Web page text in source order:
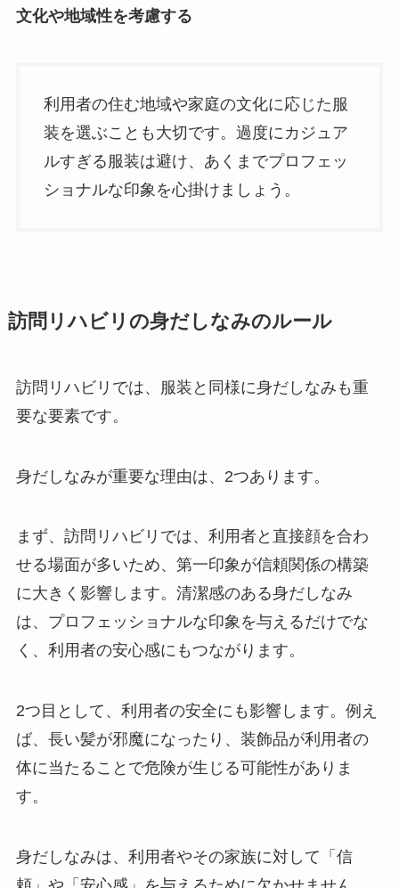
文化や地域性を考慮する
利用者の住む地域や家庭の文化に応じた服
装を選ぶことも大切です。過度にカジュア
ルすぎる服装は避け、あくまでプロフェッ
ショナルな印象を心掛けましょう。
訪問リハビリの身だしなみのルール
訪問リハビリでは、服装と同様に身だしなみも重
要な要素です。
身だしなみが重要な理由は、2つあります。
まず、訪問リハビリでは、利用者と直接顔を合わ
せる場面が多いため、第一印象が信頼関係の構築
に大きく影響します。清潔感のある身だしなみ
は、プロフェッショナルな印象を与えるだけでな
く、利用者の安心感にもつながります。
2つ目として、利用者の安全にも影響します。例え
ば、長い髪が邪魔になったり、装飾品が利用者の
体に当たることで危険が生じる可能性がありま
す。
身だしなみは、利用者やその家族に対して「信